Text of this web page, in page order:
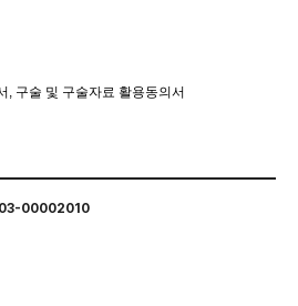
, 구술 및 구술자료 활용동의서
00002010